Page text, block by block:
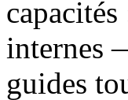
internes
guides